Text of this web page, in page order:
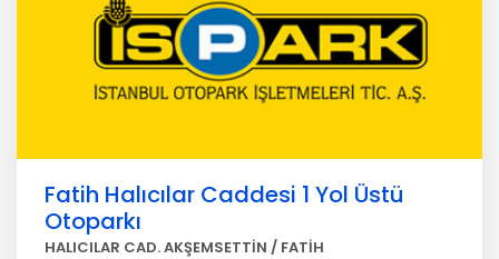
Fatih Halıcılar Caddesi 1 Yol Üstü
Otoparkı
HALICILAR CAD. AKŞEMSETTİN / FATİH